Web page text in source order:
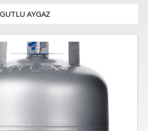
AYGAZ